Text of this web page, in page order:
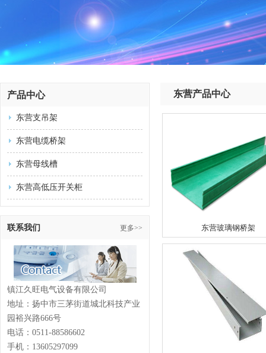
产品中心
东营支吊架
东营电缆桥架
东营母线槽
东营高低压开关柜
联系我们 更多>>
镇江久旺电气设备有限公司
地址：扬中市三茅街道城北科技产业
园裕兴路666号
电话： 0511-88586602
手机：13605297099
东营产品中心
东营玻璃钢桥架